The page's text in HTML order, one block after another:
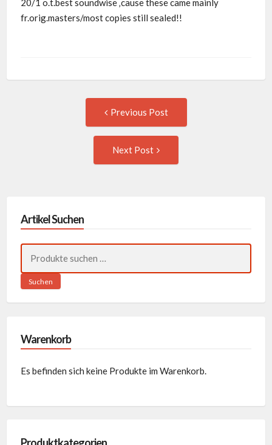
20/1 o.t.best soundwise ‚cause these came mainly
fr.orig.masters/most copies still sealed!!
navigation
Previous Post
Next Post
Artikel Suchen
nach:
Suchen
Warenkorb
Es befinden sich keine Produkte im Warenkorb.